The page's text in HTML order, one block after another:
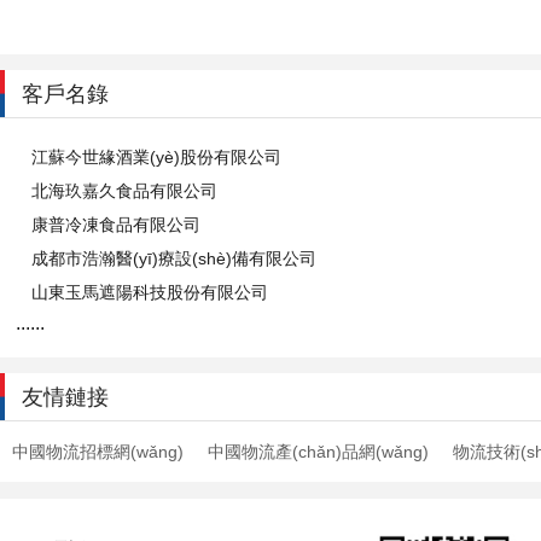
客戶名錄
江蘇今世緣酒業(yè)股份有限公司
北海玖嘉久食品有限公司
康普冷凍食品有限公司
成都市浩瀚醫(yī)療設(shè)備有限公司
山東玉馬遮陽科技股份有限公司
......
友情鏈接
中國物流招標網(wǎng) 中國物流產(chǎn)品網(wǎng) 物流技術